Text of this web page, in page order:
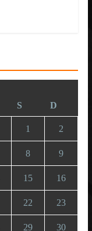
S D
1 2
8 9
15 16
22 23
29 30